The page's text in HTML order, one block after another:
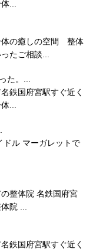
...
体の癒しの空間 整体
たご相談...
た。...
鉄国府宮駅すぐ近く
...
ドル マーガレットで
整体院 名鉄国府宮
院 ...
鉄国府宮駅すぐ近く